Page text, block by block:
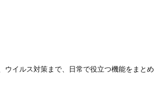
ウイルス対策まで、日常で役立つ機能をまと